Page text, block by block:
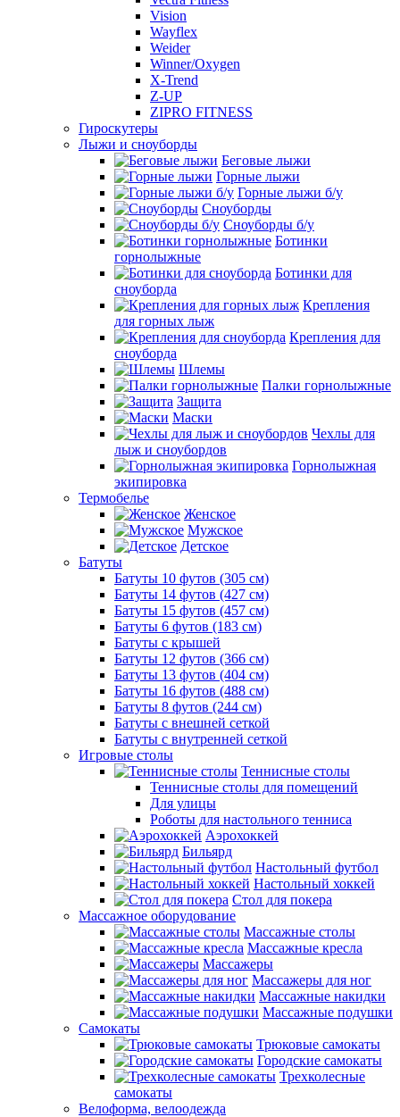
Vision
Wayflex
Weider
Winner/Oxygen
X-Trend
Z-UP
ZIPRO FITNESS
Гироскутеры
Лыжи и сноуборды
Беговые лыжи
Горные лыжи
Горные лыжи б/у
Сноуборды
Сноуборды б/у
Ботинки
горнолыжные
Ботинки для
сноуборда
Крепления
для горных лыж
Крепления для
сноуборда
Шлемы
Палки горнолыжные
Защита
Маски
Чехлы для
лыж и сноубордов
Горнолыжная
экипировка
Термобелье
Женское
Мужское
Детское
Батуты
Батуты 10 футов (305 см)
Батуты 14 футов (427 см)
Батуты 15 футов (457 см)
Батуты 6 футов (183 см)
Батуты с крышей
Батуты 12 футов (366 см)
Батуты 13 футов (404 см)
Батуты 16 футов (488 см)
Батуты 8 футов (244 см)
Батуты с внешней сеткой
Батуты с внутренней сеткой
Игровые столы
Теннисные столы
Теннисные столы для помещений
Для улицы
Роботы для настольного тенниса
Аэрохоккей
Бильярд
Настольный футбол
Настольный хоккей
Стол для покера
Массажное оборудование
Массажные столы
Массажные кресла
Массажеры
Массажеры для ног
Массажные накидки
Массажные подушки
Самокаты
Трюковые самокаты
Городские самокаты
Трехколесные
самокаты
Велоформа, велоодежда